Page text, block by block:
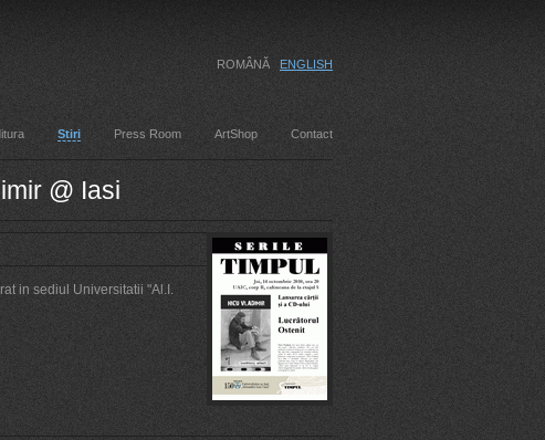
Stiri Press Room ArtShop Contact
ROMÂNĂ ENGLISH
@ Iasi
in sediul Universitatii "Al.I.